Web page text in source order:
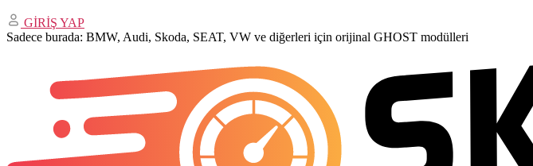
GİRİŞ YAP
Sadece burada: BMW, Audi, Skoda, SEAT, VW ve diğerleri için orijinal GHOST modülleri